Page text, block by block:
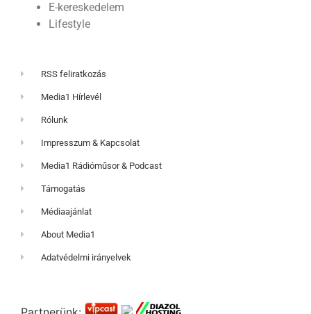
E-kereskedelem
Lifestyle
RSS feliratkozás
Media1 Hírlevél
Rólunk
Impresszum & Kapcsolat
Media1 Rádióműsor & Podcast
Támogatás
Médiaajánlat
About Media1
Adatvédelmi irányelvek